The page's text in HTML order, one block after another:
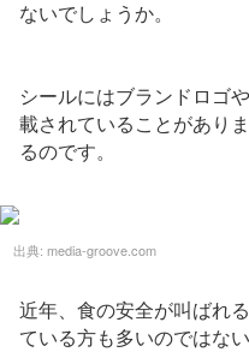
ないでしょうか。
シールにはブランドロゴ
載されていることがあり
るのです。
出典: media-groove.com
近年、食の安全が叫ばれ
ている方も多いのではな